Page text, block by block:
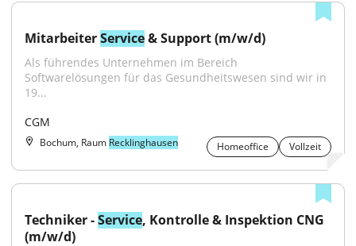
Mitarbeiter Service & Support (m/w/d)
Als führendes Unternehmen im Bereich
Softwarelösungen für das Gesundheitswesen sind wir in
19...
CGM
Bochum, Raum Recklinghausen Homeoffice Vollzeit
Techniker - Service, Kontrolle & Inspektion CNG
(m/w/d)